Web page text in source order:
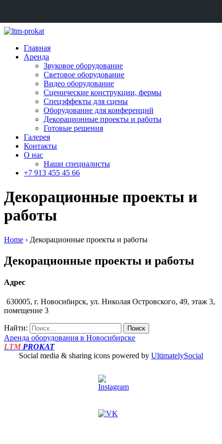
Главная
Аренда
Звуковое оборудование
Световое оборудование
Видео оборудование
Сценические конструкции, фермы
Спецэффекты для сцены
Оборудование для конференций
Декорационные проекты и работы
Готовые решения
Галерея
Контакты
О нас
Наши специалисты
+7 913 455 45 66
Декорационные проекты и
работы
Home › Декорационные проекты и работы
Декорационные проекты и работы
Адрес
630005, г. Новосибирск, ул. Николая Островского, 49, этаж 3,
помещение 3
Найти:
Аренда оборудования в Новосибирске
LTM PROKAT
Social media & sharing icons powered by UltimatelySocial